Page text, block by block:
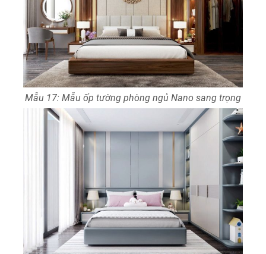
Mẫu 17: Mẫu ốp tường phòng ngủ Nano sang trọng